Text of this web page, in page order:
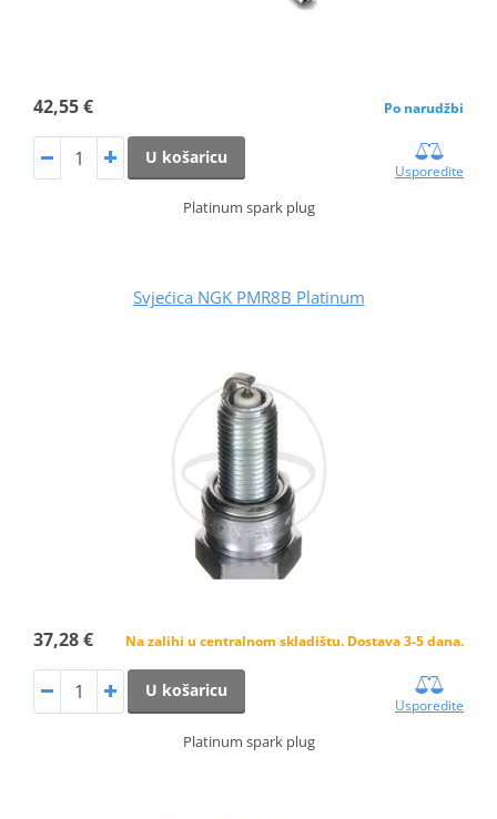
42,55 € Po narudžbi
U košaricu
Usporedite
Platinum spark plug
Svjećica NGK PMR8B Platinum
37,28 € Na zalihi u centralnom skladištu. Dostava 3-5 dana.
U košaricu
Usporedite
Platinum spark plug